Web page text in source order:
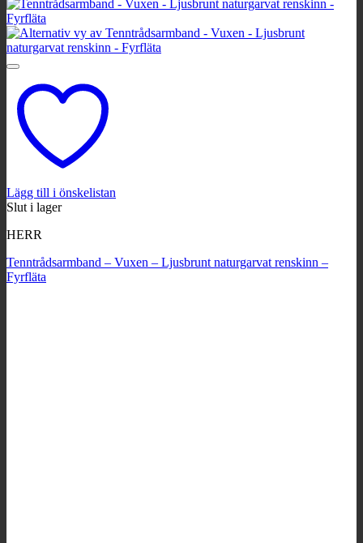
Lägg till i önskelistan
Slut i lager
HERR
Tenntrådsarmband – Vuxen – Ljusbrunt naturgarvat renskinn –
Fyrfläta